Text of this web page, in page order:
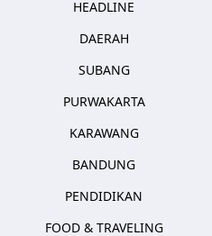
HEADLINE
DAERAH
SUBANG
PURWAKARTA
KARAWANG
BANDUNG
PENDIDIKAN
FOOD & TRAVELING